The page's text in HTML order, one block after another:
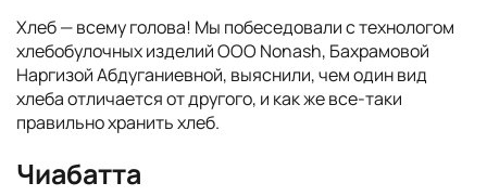
Хлеб — всему голова! Мы побеседовали с технологом
хлебобулочных изделий ООО Nonash, Бахрамовой
Наргизой Абдуганиевной, выяснили, чем один вид
хлеба отличается от другого, и как же все-таки
правильно хранить хлеб.
Чиабатта